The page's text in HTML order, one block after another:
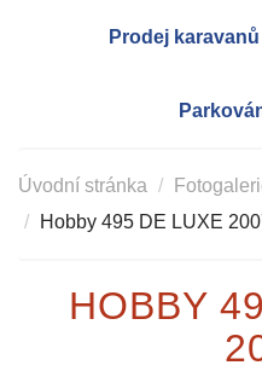
Prodej karavanů
Úvodní stránka
Hobby 495 DE LUXE
HOBBY